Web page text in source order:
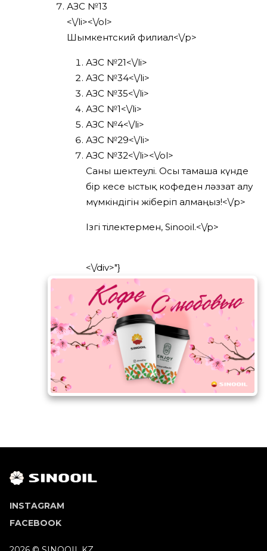
АЗС №13
<\/li><\/ol>
Шымкентский филиал<\/p>
АЗС №21<\/li>
АЗС №34<\/li>
АЗС №35<\/li>
АЗС №1<\/li>
АЗС №4<\/li>
АЗС №29<\/li>
АЗС №32<\/li><\/ol>
Саны шектеулі. Осы тамаша күнде
бір кесе ыстық кофеден ләззат алу
мүмкіндігін жіберіп алмаңыз!<\/p>
Ізгі тілектермен, Sinooil.<\/p>
<\/div>"}
INSTAGRAM
FACEBOOK